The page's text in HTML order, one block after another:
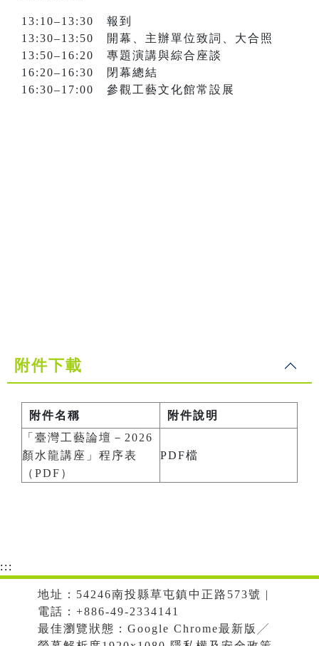
13:10–13:30 報到
13:30–13:50 開幕、主辦單位致詞、大合照
13:50–16:20 專題演講與綜合座談
16:20–16:30 閉幕總結
16:30–17:00 參觀工藝文化館常設展
附件下載
附件名稱
附件說明
「臺灣工藝論壇－2026
顏水龍講座」程序表
（PDF）
PDF檔
:::
地址：54246南投縣草屯鎮中正路573號 |
電話：+886-49-2334141
最佳瀏覽狀態：Google Chrome最新版╱